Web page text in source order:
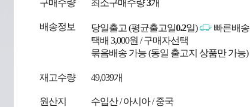
구매수량 최소구매수량3개
배송정보 당일출고 (평균출고일0.2일)
빠른배송
택배 3,000원 / 구매자선택
묶음배송 가능 (동일 출고지 상품만 가능)
재고수량 49,039개
원산지 수입산 / 아시아 / 중국